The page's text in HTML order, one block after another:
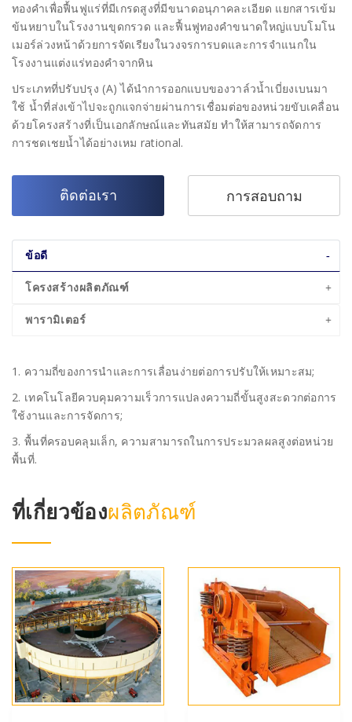
ทองคำเพื่อฟื้นฟูแร่ที่มีเกรดสูงที่มีขนาดอนุภาคละเอียด แยกสารเข้ม
ข้นหยาบในโรงงานขุดกรวด และฟื้นฟูทองคำขนาดใหญ่แบบโมโน
เมอร์ล่วงหน้าด้วยการจัดเรียงในวงจรการบดและการจำแนกใน
โรงงานแต่งแร่ทองคำจากหิน
ประเภทที่ปรับปรุง (A) ได้นำการออกแบบของวาล์วน้ำเบี่ยงเบนมา
ใช้ น้ำที่ส่งเข้าไปจะถูกแจกจ่ายผ่านการเชื่อมต่อของหน่วยขับเคลื่อน
ด้วยโครงสร้างที่เป็นเอกลักษณ์และทันสมัย ทำให้สามารถจัดการ
การชดเชยน้ำได้อย่างเหม rational.
ติดต่อเรา การสอบถาม
ข้อดี
โครงสร้างผลิตภัณฑ์
พารามิเตอร์
1. ความถี่ของการนำและการเลื่อนง่ายต่อการปรับให้เหมาะสม;
2. เทคโนโลยีควบคุมความเร็วการแปลงความถี่ขั้นสูงสะดวกต่อการ
ใช้งานและการจัดการ;
3. พื้นที่ครอบคลุมเล็ก, ความสามารถในการประมวลผลสูงต่อหน่วย
พื้นที่.
ที่เกี่ยวข้องผลิตภัณฑ์